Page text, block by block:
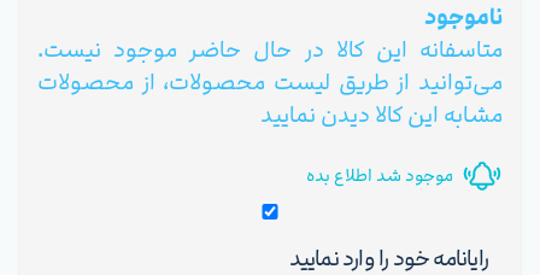
ناموجود
متاسفانه این کالا در حال حاضر موجود نیست.
می‌توانید از طریق لیست محصولات، از محصولات
مشابه این کالا دیدن نمایید
موجود شد اطلاع بده